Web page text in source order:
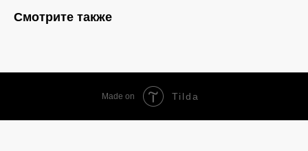
Смотрите также
Made on Tilda